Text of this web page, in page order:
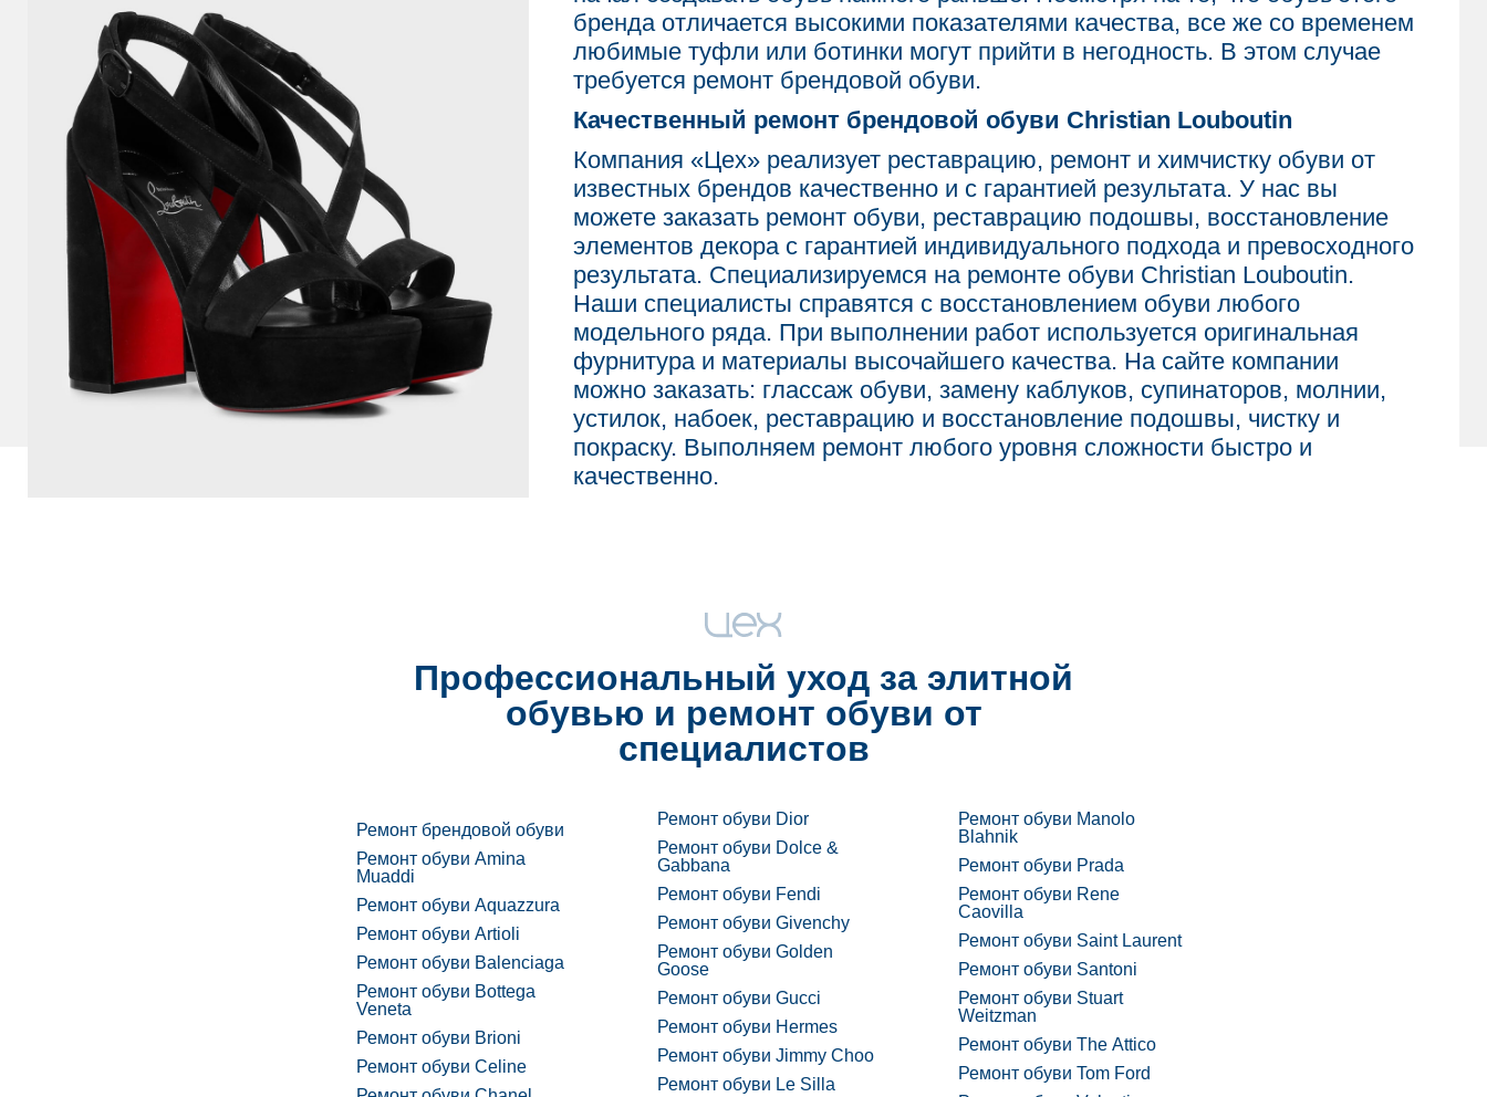
бренда отличается высокими показателями качества, все же со временем
любимые туфли или ботинки могут прийти в негодность. В этом случае
требуется ремонт брендовой обуви.
Качественный ремонт брендовой обуви Christian Louboutin
Компания «Цех» реализует реставрацию, ремонт и химчистку обуви от
известных брендов качественно и с гарантией результата. У нас вы
можете заказать ремонт обуви, реставрацию подошвы, восстановление
элементов декора с гарантией индивидуального подхода и превосходного
результата. Специализируемся на ремонте обуви Christian Louboutin.
Наши специалисты справятся с восстановлением обуви любого
модельного ряда. При выполнении работ используется оригинальная
фурнитура и материалы высочайшего качества. На сайте компании
можно заказать: глассаж обуви, замену каблуков, супинаторов, молнии,
устилок, набоек, реставрацию и восстановление подошвы, чистку и
покраску. Выполняем ремонт любого уровня сложности быстро и
качественно.
Профессиональный уход за элитной
обувью и ремонт обуви от
специалистов
Ремонт брендовой обуви
Ремонт обуви Amina
Muaddi
Ремонт обуви Aquazzura
Ремонт обуви Artioli
Ремонт обуви Balenciaga
Ремонт обуви Bottega
Veneta
Ремонт обуви Brioni
Ремонт обуви Celine
Ремонт обуви Dior
Ремонт обуви Dolce &
Gabbana
Ремонт обуви Fendi
Ремонт обуви Givenchy
Ремонт обуви Golden
Goose
Ремонт обуви Gucci
Ремонт обуви Hermes
Ремонт обуви Jimmy Choo
Ремонт обуви Le Silla
Ремонт обуви Manolo
Blahnik
Ремонт обуви Prada
Ремонт обуви Rene
Caovilla
Ремонт обуви Saint Laurent
Ремонт обуви Santoni
Ремонт обуви Stuart
Weitzman
Ремонт обуви The Attico
Ремонт обуви Tom Ford